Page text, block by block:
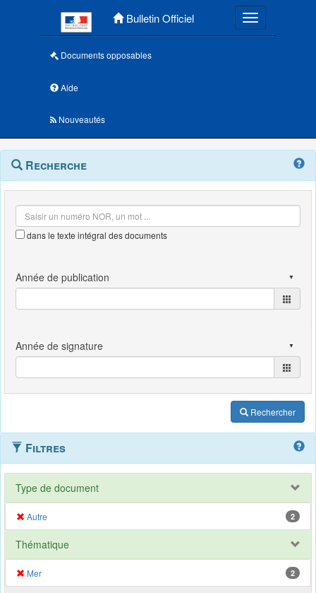
Bulletin Officiel Toggle
Documents opposables
Aide
Nouveautés
Navigation
outils
Menu
contextuel
Recherche
dans le texte intégral des documents
Rechercher
Filtres
Type de document
Autre 2
Thématique
Mer 2